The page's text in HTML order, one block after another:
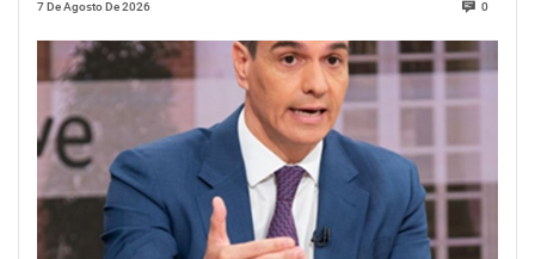
7 De Agosto De 2026 0